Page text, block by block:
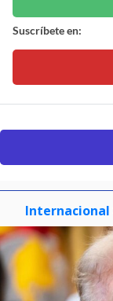
Suscríbete en:
Internacional